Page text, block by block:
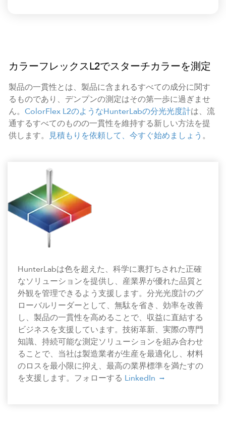
カラーフレックスL2でスターチカラーを測定
製品の一貫性とは、製品に含まれるすべての成分に関す
るものであり、デンプンの測定はその第一歩に過ぎませ
ん。 ColorFlex L2のようなHunterLabの分光光度計は、流
通するすべてのものの一貫性を維持する新しい方法を提
供します。 見積もりを依頼して、今すぐ始めましょう 。
HunterLabは色を超えた、科学に裏打ちされた正確
なソリューションを提供し、産業界が優れた品質と
外観を管理できるよう支援します。分光光度計のグ
ローバルリーダーとして、無駄を省き、効率を改善
し、製品の一貫性を高めることで、収益に直結する
ビジネスを支援しています。技術革新、実際の専門
知識、持続可能な測定ソリューションを組み合わせ
ることで、当社は製造業者が生産を最適化し、材料
のロスを最小限に抑え、最高の業界標準を満たすの
を支援します。フォローする LinkedIn